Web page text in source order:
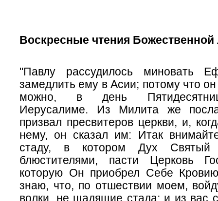
Воскресные чтения
"Павлу рассудилось миновать
замедлить ему в Асии; потому что
можно, в день
Иерусалиме. Из Милита же
призвал пресвитеров церкви, и,
нему, он сказал им: Итак
стаду, в котором Дух Святый
блюстителями, пасти Церковь
которую Он приобрел Себе
знаю, что, по отшествии моем,
волки, не щадящие стада; и из вас